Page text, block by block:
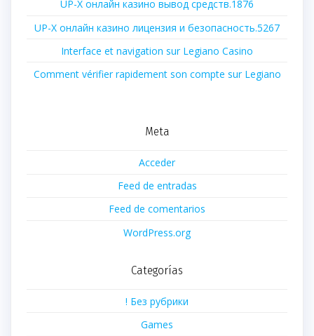
UP-X онлайн казино вывод средств.1876
UP-X онлайн казино лицензия и безопасность.5267
Interface et navigation sur Legiano Casino
Comment vérifier rapidement son compte sur Legiano
Meta
Acceder
Feed de entradas
Feed de comentarios
WordPress.org
Categorías
! Без рубрики
Games